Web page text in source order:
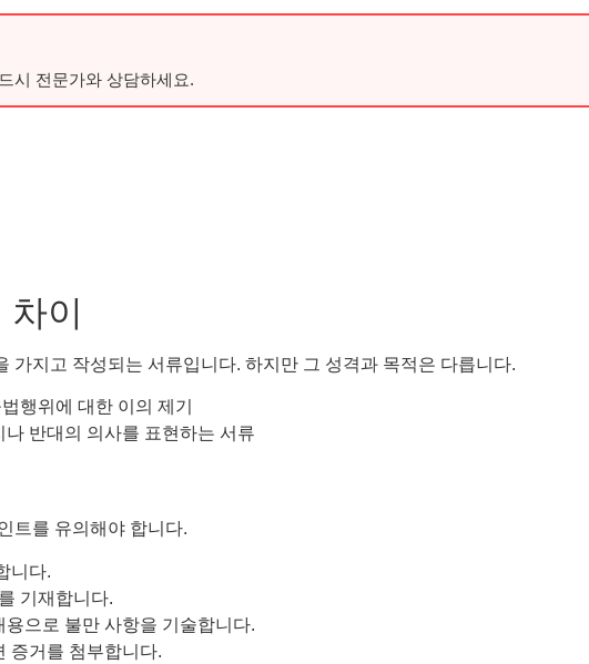
시 전문가와 상담하세요.
이
가지고 작성되는 서류입니다. 하지만 그 성격과 목적은 다릅니다.
행위에 대한 이의 제기
반대의 의사를 표현하는 서류
트를 유의해야 합니다.
니다.
기재합니다.
으로 불만 사항을 기술합니다.
증거를 첨부합니다.